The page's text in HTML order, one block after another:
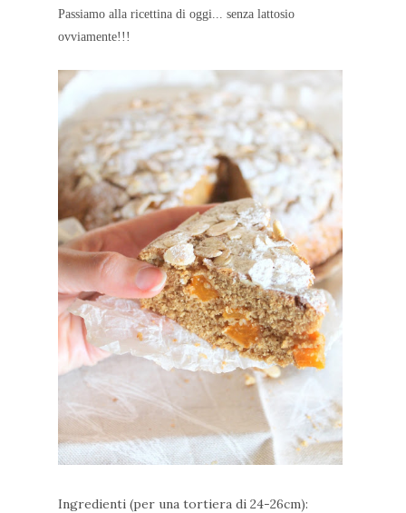
Passiamo alla ricettina di oggi... senza lattosio
ovviamente!!!
Ingredienti (per una tortiera di 24-26cm):